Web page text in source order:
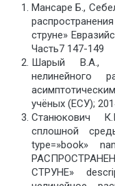
Мансаре Б.,
струне»
Часть7 147-149
Шарый В.А.,
нелинейного
учёных (ЕСУ);
Станюкович
сплошной
type=»book»
СТРУНЕ»